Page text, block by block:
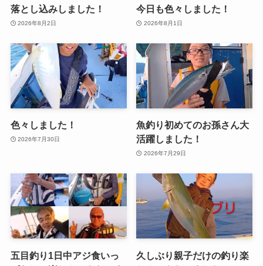
落とし込みしました！
2026年8月2日
今日も色々しました！
2026年8月1日
色々しました！
2026年7月30日
魚釣り初めてのお孫さん大
活躍しました！
2026年7月29日
五目釣り1日中アジ食いっ
久しぶり親子だけの釣り楽